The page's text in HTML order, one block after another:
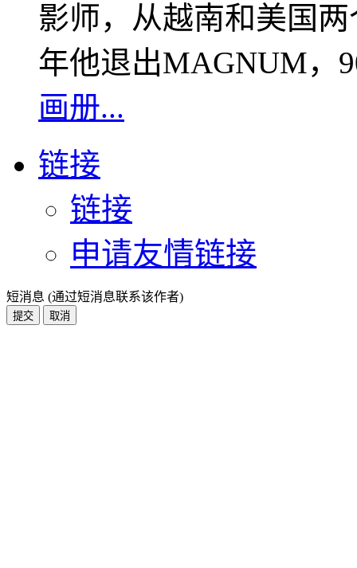
影师，从越南和美国
年他退出MAGNUM，
画册...
链接
链接
申请友情链接
短消息 (通过短消息联系该作者)